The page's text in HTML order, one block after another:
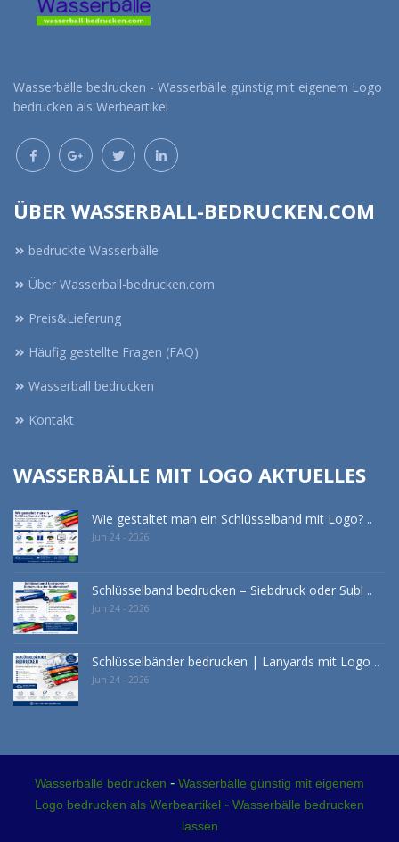
Wasserbälle bedrucken - Wasserbälle günstig mit eigenem Logo
bedrucken als Werbeartikel
ÜBER WASSERBALL-BEDRUCKEN.COM
bedruckte Wasserbälle
Über Wasserball-bedrucken.com
Preis&Lieferung
Häufig gestellte Fragen (FAQ)
Wasserball bedrucken
Kontakt
WASSERBÄLLE MIT LOGO AKTUELLES
Wie gestaltet man ein Schlüsselband mit Logo? ..
Jun 24 - 2026
Schlüsselband bedrucken – Siebdruck oder Subl ..
Jun 24 - 2026
Schlüsselbänder bedrucken | Lanyards mit Logo ..
Jun 24 - 2026
Wasserbälle bedrucken - Wasserbälle günstig mit eigenem
Logo bedrucken als Werbeartikel - Wasserbälle bedrucken
lassen